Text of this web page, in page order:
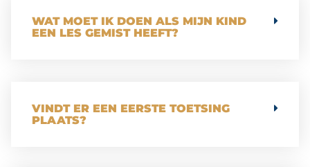
WAT MOET IK DOEN ALS MIJN KIND
EEN LES GEMIST HEEFT?
VINDT ER EEN EERSTE TOETSING
PLAATS?